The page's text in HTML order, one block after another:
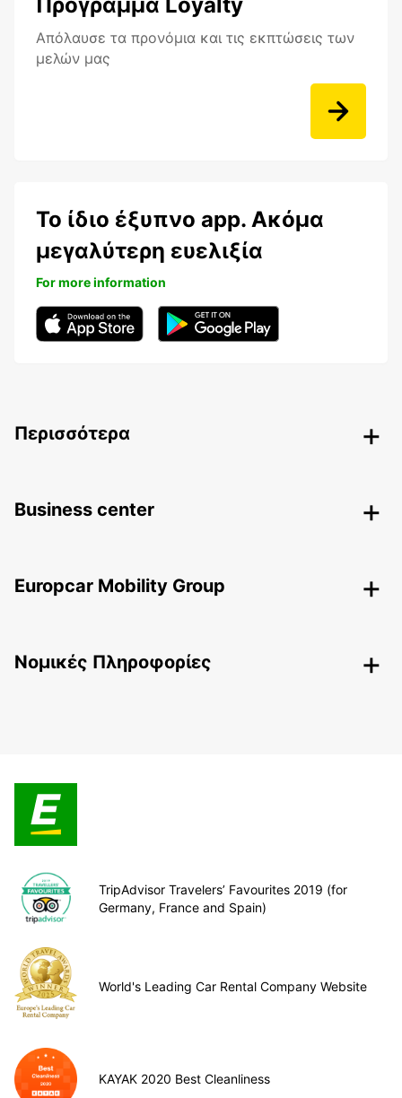
Aπόλαυσε τα προνόμια και τις εκπτώσεις των
μελών μας
Το ίδιο έξυπνο app. Ακόμα
μεγαλύτερη ευελιξία
For more information
Περισσότερα
Business center
Europcar Mobility Group
Nομικές Πληροφορίες
TripAdvisor Travelers’ Favourites 2019 (for
Germany, France and Spain)
World's Leading Car Rental Company Website
KAYAK 2020 Best Cleanliness